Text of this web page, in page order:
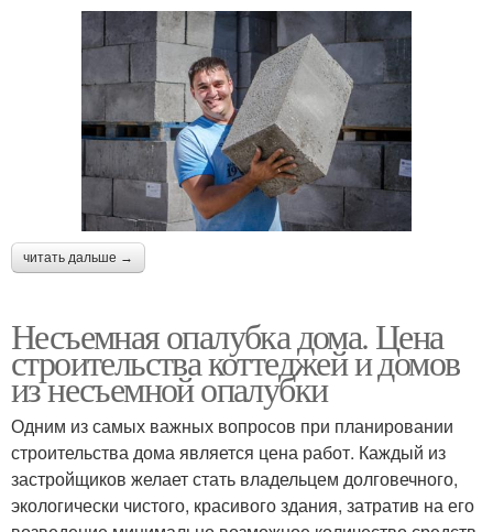
читать дальше →
Несъемная опалубка дома. Цена
строительства коттеджей и домов
из несъемной опалубки
Одним из самых важных вопросов при планировании
строительства дома является цена работ. Каждый из
застройщиков желает стать владельцем долговечного,
экологически чистого, красивого здания, затратив на его